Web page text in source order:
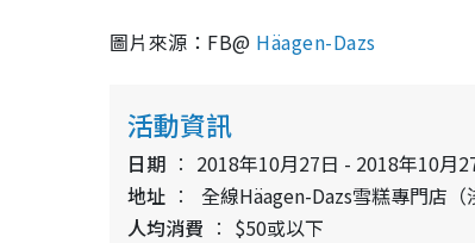
圖片來源：FB@ Häagen-Dazs
活動資訊
日期
2018年10月27日 - 2018年10月
地址
全線Häagen-Dazs雪糕專門店
人均消費
$50或以下